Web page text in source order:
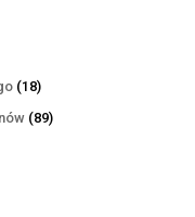
1818
produktów
8989